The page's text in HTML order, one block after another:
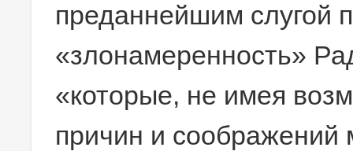
преданнейшим слугой
«злонамеренность»
«которые, не имея
причин и соображений